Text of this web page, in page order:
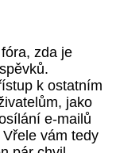
zda je
k ostatním
jako
e-mailů
vám tedy